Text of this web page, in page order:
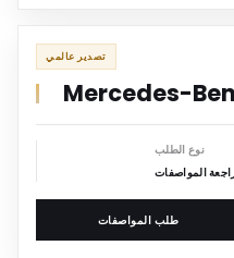
ARMORED
تصدير عالمي
Mercedes-
نوع الطلب
المواصفات
طلب المواصفات